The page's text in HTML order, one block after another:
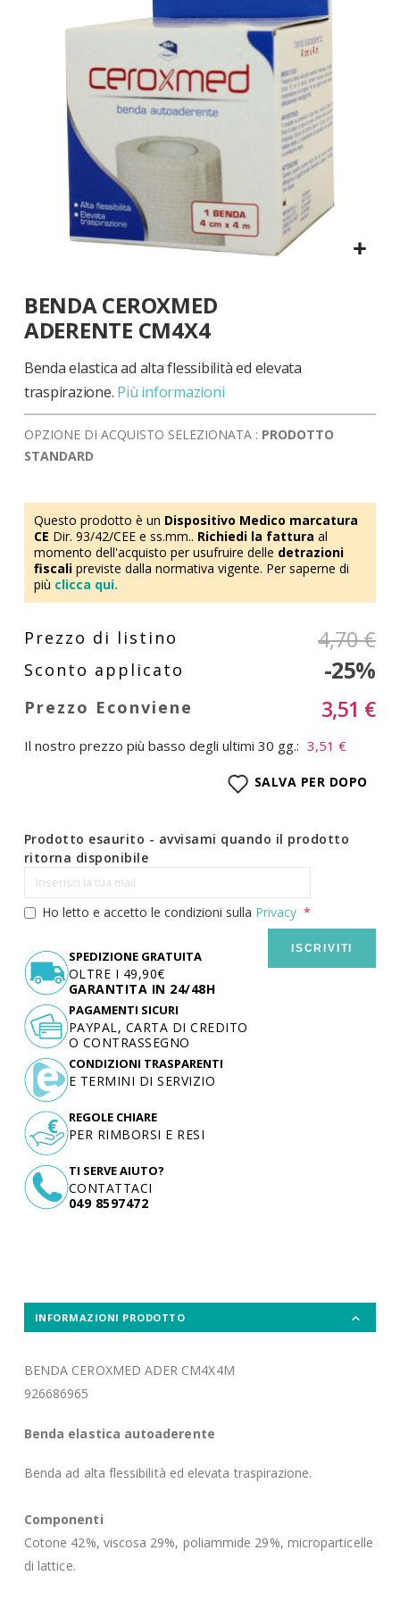
immagini
all'inizio
della
galleria
di
immagini
BENDA CEROXMED
ADERENTE CM4X4
Benda elastica ad alta flessibilità ed elevata
traspirazione. Più informazioni
OPZIONE DI ACQUISTO SELEZIONATA : PRODOTTO
STANDARD
Questo prodotto è un Dispositivo Medico marcatura
CE Dir. 93/42/CEE e ss.mm.. Richiedi la fattura al
momento dell'acquisto per usufruire delle detrazioni
fiscalipreviste dalla normativa vigente. Per saperne di
più clicca qui.
4,70 €
-25%
3,51 €
Il nostro prezzo più basso degli ultimi 30 gg.: 3,51 €
SALVA PER DOPO
Prodotto esaurito - avvisami quando il prodotto
ritorna disponibile
Ho letto e accetto le condizioni sulla Privacy
ISCRIVITI
SPEDIZIONE GRATUITA
OLTRE I 49,90€
GARANTITA IN 24/48H
TI SERVE AIUTO?
CONTATTACI
049 8597472
PAGAMENTI SICURI
PAYPAL, CARTA DI CREDITO
O CONTRASSEGNO
CONDIZIONI TRASPARENTI
E TERMINI DI SERVIZIO
REGOLE CHIARE
PER RIMBORSI E RESI
INFORMAZIONI PRODOTTO
BENDA CEROXMED ADER CM4X4M
926686965
Benda elastica autoaderente
Benda ad alta flessibilità ed elevata traspirazione.
Componenti
Cotone 42%, viscosa 29%, poliammide 29%, microparticelle
di lattice.